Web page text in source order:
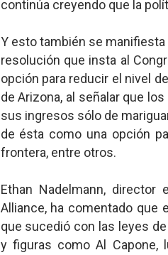
continúa creyendo que la
Y esto también se manifiesta
resolución que insta al
opción para reducir el nivel
de Arizona, al señalar que
sus ingresos sólo de
de ésta como una opción
frontera, entre otros.
Ethan Nadelmann, director
Alliance, ha comentado que
que sucedió con las leyes
y figuras como Al Capone,